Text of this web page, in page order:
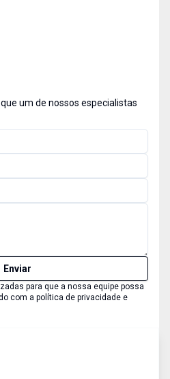
um de nossos especialistas
Enviar
para que a nossa equipe possa
com a política de privacidade e